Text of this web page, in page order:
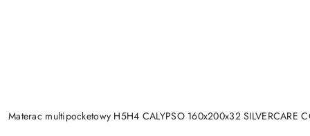
Materac multipocketowy H5H4 CALYPSO 160x200x32 SILVERCARE